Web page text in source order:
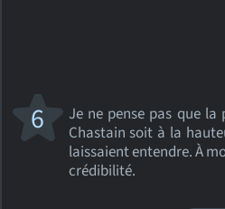
Je ne pense pas que la
Chastain soit à la
laissaient entendre. À
crédibilité.
6